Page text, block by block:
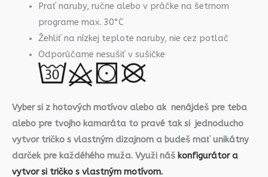
Prať naruby, ručne alebo v práčke na šetrnom
programe max. 30°C
Žehliť na nízkej teplote naruby, nie cez potlač
Odporúčame nesušiť v sušičke
Vyber si z hotových motívov alebo ak nenájdeš pre teba
alebo pre tvojho kamaráta to pravé tak si jednoducho
vytvor tričko s vlastným dizajnom a budeš mať unikátny
darček pre každéhého muža. Využi náš konfigurátor a
vytvor si tričko s vlastným motívom.